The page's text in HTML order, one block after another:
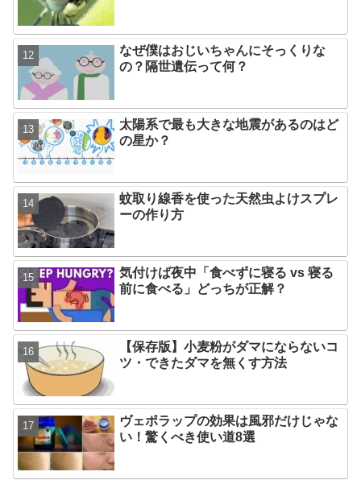
なぜ僕はおじいちゃんにそっくりな
の？隔世遺伝って何？
太陽系で最も大きな地震があるのはど
の星か？
蚊取り線香を使った天然虫よけスプレ
ーの作り方
気付けば夜中「食べずに寝る vs 寝る
前に食べる」どっちが正解？
【保存版】小麦粉がダマにならないコ
ツ・できたダマを無くす方法
ヴェポラップの効果は風邪だけじゃな
い！驚くべき使い道8選